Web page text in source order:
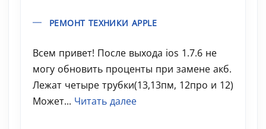
РЕМОНТ ТЕХНИКИ APPLE
Всем привет! После выхода ios 1.7.6 не
могу обновить проценты при замене акб.
Лежат четыре трубки(13,13пм, 12про и 12)
Может... Читать далее